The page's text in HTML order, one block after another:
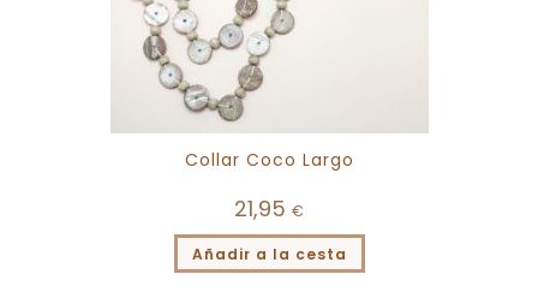
Collar Coco Largo
21,95 €
Añadir a la cesta